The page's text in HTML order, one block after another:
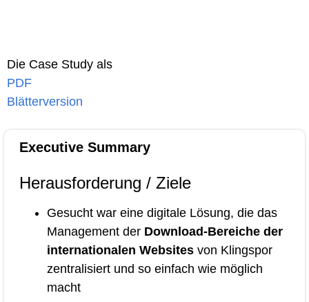
Die Case Study als
PDF
Blätterversion
Executive Summary
Herausforderung / Ziele
Gesucht war eine digitale Lösung, die das
Management der Download-Bereiche der
internationalen Websites von Klingspor
zentralisiert und so einfach wie möglich
macht